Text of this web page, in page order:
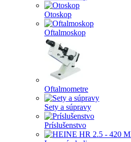
Otoskop
Oftalmoskop
Oftalmometre
Sety a súpravy
Príslušenstvo